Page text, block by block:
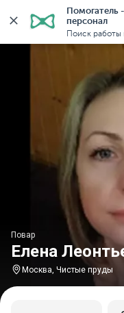
Помогатель
персонал
Поиск работы
Главная Повара
Елена
Повар
Москва, Чистые пруды